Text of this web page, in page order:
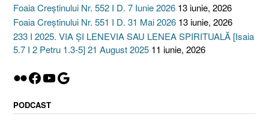
Foaia Creștinului Nr. 552 I D. 7 Iunie 2026 13 iunie, 2026
Foaia Creștinului Nr. 551 I D. 31 Mai 2026 13 iunie, 2026
233 I 2025. VIA ȘI LENEVIA SAU LENEA SPIRITUALĂ [Isaia
5.7 I 2 Petru 1.3-5] 21 August 2025 11 iunie, 2026
Flickr
Facebook
YouTube
Google
PODCAST